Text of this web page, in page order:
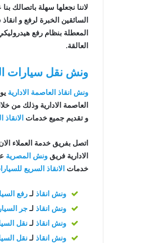
لاننا نجعلها سهلة باتصالك
السائقين الخبرة لرفع و
المعطلة بنظام رفع
العالقة.
ونش نقل سيارات
ونش انقاذ العاصمة الادارية
العاصمة الادارية وذلك من
و تقديم جميع خدمات الانقاذ
اتصل بفريق خدمة العملاء الان فنحن
الادارية فريق ونش المصرية
خدمات الانقاذ السريع
ونش انقاذ لـرفع
ونش انقاذ لـجر
ونش انقاذ لـنقل
ونش انقاذ لـنقل